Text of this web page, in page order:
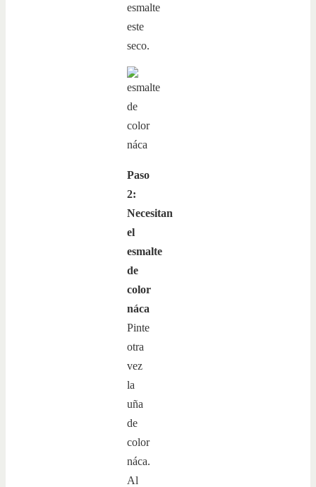
esmalte
este
seco.
Paso
2:
Necesitan
el
esmalte
de
color
náca
Pinte
otra
vez
la
uña
de
color
náca.
Al